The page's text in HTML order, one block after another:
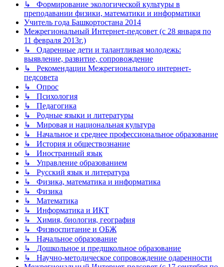
↳ Формирование экологической культуры в
преподавании физики, математики и информатики
Учитель года Башкортостана 2014
Межрегиональный Интернет-педсовет (с 28 января по
11 февраля 2013г.)
↳ Одаренные дети и талантливая молодежь:
выявление, развитие, сопровождение
↳ Рекомендации Межрегионального интернет-
педсовета
↳ Опрос
↳ Психология
↳ Педагогика
↳ Родные языки и литературы
↳ Мировая и национальная культура
↳ Начальное и среднее профессиональное образование
↳ История и обществознание
↳ Иностранный язык
↳ Управление образованием
↳ Русский язык и литература
↳ Физика, математика и информатика
↳ Физика
↳ Математика
↳ Информатика и ИКТ
↳ Химия, биология, география
↳ Физвоспитание и ОБЖ
↳ Начальное образование
↳ Дошкольное и предшкольное образование
↳ Научно-методическое сопровождение одаренности